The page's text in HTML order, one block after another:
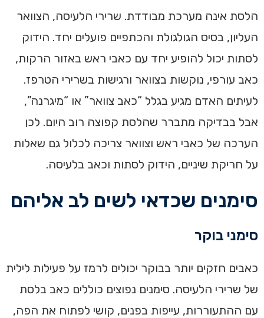
הלסת אינה מערכת מבודדת. שרירי הלעיסה, הצוואר
העליון, בסיס הגולגולת והכתפיים פועלים יחד. הידוק
לסתות יכול להופיע יחד עם כאבי ראש באזור הרקות,
כאב עורפי, נוקשות בצוואר ורגישות בשרירי הטרפז.
לעיתים האדם מגיע בגלל “כאב צוואר” או “מיגרנה”,
אבל בבדיקה מתברר שהלסת קפוצה רוב היום. לכן
הערכה של כאבי ראש וצוואר צריכה לכלול גם שאלות
על חריקת שיניים, הידוק לסתות וכאב בלעיסה.
סימנים שכדאי לשים לב אליהם
סימני בוקר
כאבים חזקים יותר בבוקר יכולים לרמז על פעילות לילית
של שרירי הלעיסה. סימנים נפוצים כוללים כאב בלסת
עם ההתעוררות, עייפות בפנים, קושי לפתוח את הפה,